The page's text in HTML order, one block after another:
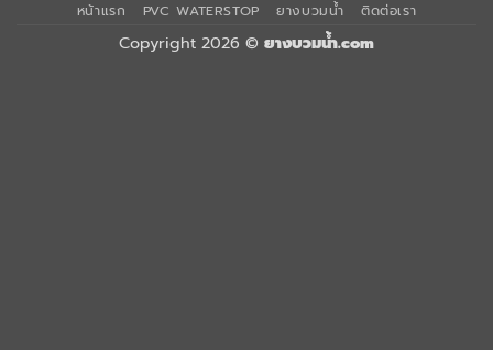
Delivery
หน้าแรก PVC WATERSTOP ยางบวมน้ำ ติดต่อเรา
Copyright 2026 © ยางบวมน้ำ.com